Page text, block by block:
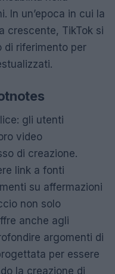
In un’epoca in cui la
crescente, TikTok si
di riferimento per
gli utenti
video
di creazione.
link a fonti
su affermazioni
non solo
anche agli
argomenti di
per essere
la creazione di